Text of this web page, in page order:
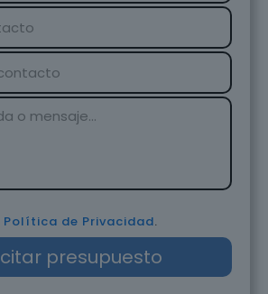
Política de Privacidad.